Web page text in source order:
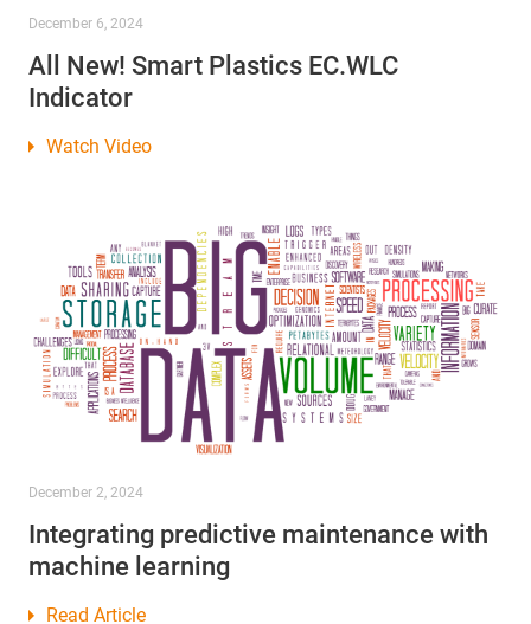
December 6, 2024
All New! Smart Plastics EC.WLC
Indicator
Watch Video
December 2, 2024
Integrating predictive maintenance with
machine learning
Read Article